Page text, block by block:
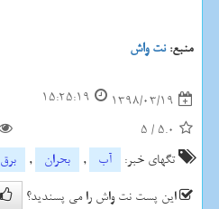
منبع:نت واش
1398/03/19
15:25:19
5.0
/
5
تگهای خبر:
آب , بحران , برق
این پست نت واش را می پسندید؟